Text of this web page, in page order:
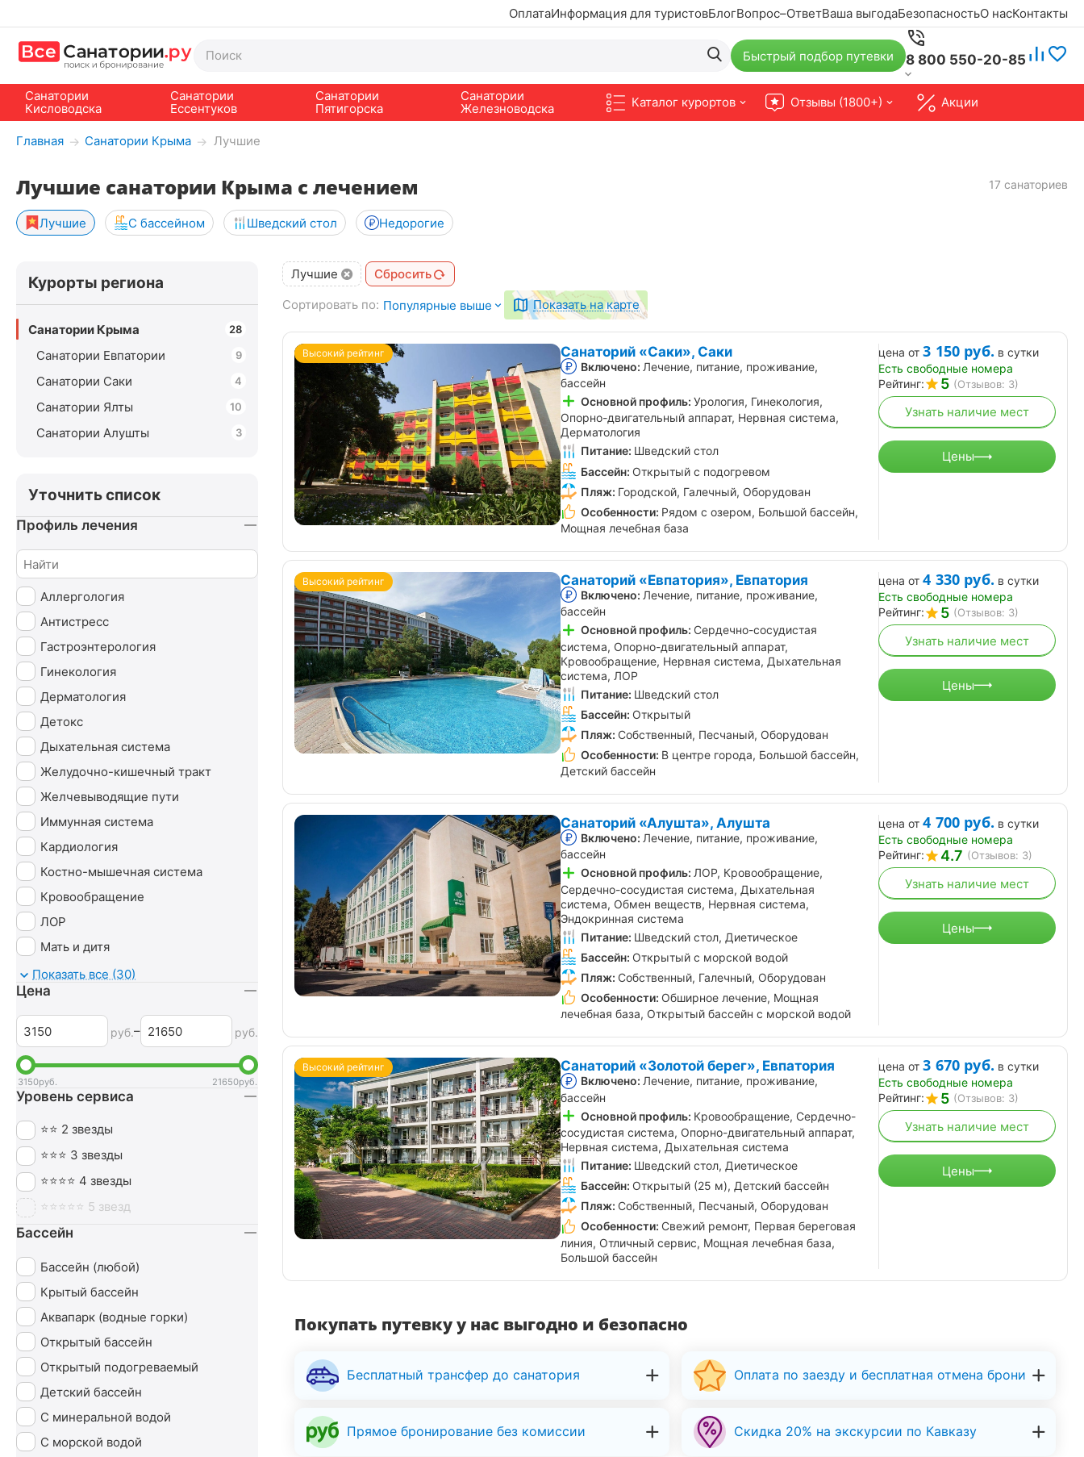
ОплатаИнформация для туристовБлогВопрос–ОтветВаша выгодаБезопасностьО насКонтакты
Быстрый подбор путевки 8 800 550-20-85
Санатории
Кисловодска
Санатории
Ессентуков
Санатории
Пятигорска
Санатории
Железноводска
Каталог курортов Отзывы (1800+) Акции
Главная → Санатории Крыма → Лучшие
Лучшие санатории Крыма с лечением 17 санаториев
Лучшие С бассейном Шведский стол Недорогие
Лучшие
Сбросить
Сортировать по: Популярные выше Показать на карте
Высокий рейтинг Санаторий «Саки», Саки
Включено: Лечение, питание, проживание,
бассейн
Основной профиль: Урология, Гинекология,
Опорно-двигательный аппарат, Нервная система,
Дерматология
Питание: Шведский стол
Бассейн: Открытый с подогревом
Пляж: Городской, Галечный, Оборудован
Особенности: Рядом с озером, Большой бассейн,
Мощная лечебная база
цена от 3 150 руб. в сутки
Есть свободные номера
Рейтинг:
5 (Отзывов: 3)
Узнать наличие мест
Цены
Высокий рейтинг Санаторий «Евпатория», Евпатория
Включено: Лечение, питание, проживание,
бассейн
Основной профиль: Сердечно-сосудистая
система, Опорно-двигательный аппарат,
Кровообращение, Нервная система, Дыхательная
система, ЛОР
Питание: Шведский стол
Бассейн: Открытый
Пляж: Собственный, Песчаный, Оборудован
Особенности: В центре города, Большой бассейн,
Детский бассейн
цена от 4 330 руб. в сутки
Есть свободные номера
Рейтинг:
5 (Отзывов: 3)
Узнать наличие мест
Цены
Санаторий «Алушта», Алушта
Включено: Лечение, питание, проживание,
бассейн
Основной профиль: ЛОР, Кровообращение,
Сердечно-сосудистая система, Дыхательная
система, Обмен веществ, Нервная система,
Эндокринная система
Питание: Шведский стол, Диетическое
Бассейн: Открытый с морской водой
Пляж: Собственный, Галечный, Оборудован
Особенности: Обширное лечение, Мощная
лечебная база, Открытый бассейн с морской водой
цена от 4 700 руб. в сутки
Есть свободные номера
Рейтинг:
4.7 (Отзывов: 3)
Узнать наличие мест
Цены
Высокий рейтинг Санаторий «Золотой берег», Евпатория
Включено: Лечение, питание, проживание,
бассейн
Основной профиль: Кровообращение, Сердечно-
сосудистая система, Опорно-двигательный аппарат,
Нервная система, Дыхательная система
Питание: Шведский стол, Диетическое
Бассейн: Открытый (25 м), Детский бассейн
Пляж: Собственный, Песчаный, Оборудован
Особенности: Свежий ремонт, Первая береговая
линия, Отличный сервис, Мощная лечебная база,
Большой бассейн
цена от 3 670 руб. в сутки
Есть свободные номера
Рейтинг:
5 (Отзывов: 3)
Узнать наличие мест
Цены
Покупать путевку у нас выгодно и безопасно
Бесплатный трансфер до санатория
Прямое бронирование без комиссии
Оплата по заезду и бесплатная отмена брони
Скидка 20% на экскурсии по Кавказу
Курорты региона
Санатории Крыма 28
Санатории Евпатории 9
Санатории Саки 4
Санатории Ялты 10
Санатории Алушты 3
Уточнить список
Профиль лечения
Аллергология
Антистресс
Гастроэнтерология
Гинекология
Дерматология
Детокс
Дыхательная система
Желудочно-кишечный тракт
Желчевыводящие пути
Иммунная система
Кардиология
Костно-мышечная система
Кровообращение
ЛОР
Мать и дитя
Мочеполовая система
Неврология
Нервная система
Обмен веществ
Оздоровительный
Опорно-двигательный аппарат
Ортопедия
Урология
Чекап
Эндокринная система
Показать все (30)
Цена
руб.– руб.
3150руб. 21650руб.
Уровень сервиса
⭐⭐ 2 звезды
⭐⭐⭐ 3 звезды
⭐⭐⭐⭐ 4 звезды
⭐⭐⭐⭐⭐ 5 звезд
Бассейн
Бассейн (любой)
Крытый бассейн
Аквапарк (водные горки)
Открытый бассейн
Открытый подогреваемый
Детский бассейн
С минеральной водой
С морской водой